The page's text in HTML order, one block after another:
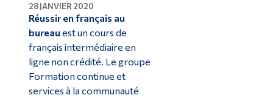
28 JANVIER 2020
Réussir en français au
bureau est un cours de
français intermédiaire en
ligne non crédité. Le groupe
Formation continue et
services à la communauté